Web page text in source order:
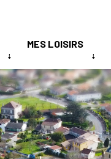
MES LOISIRS